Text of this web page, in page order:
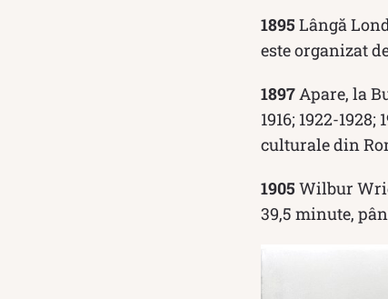
1895 Lângă
este organizat
1897 Apare, la
1916; 1922-
culturale din
1905 Wilbur
39,5 minute,